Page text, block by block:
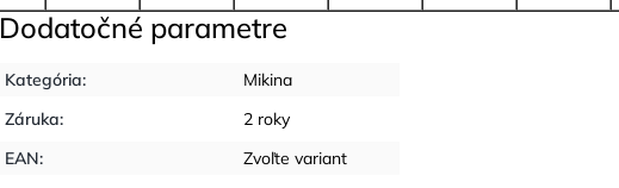
Dodatočné parametre
Kategória:
Mikina
Záruka:
2 roky
EAN: Zvoľte variant